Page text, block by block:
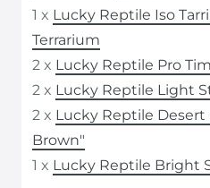
1 x Lucky Reptile Iso
Terrarium
2 x Lucky Reptile Pro
2 x Lucky Reptile Light
2 x Lucky Reptile
Brown"
1 x Lucky Reptile Bright